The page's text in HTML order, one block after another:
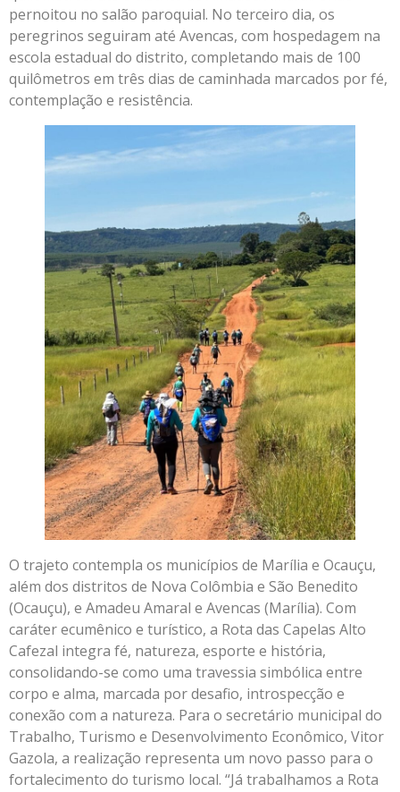
pernoitou no salão paroquial. No terceiro dia, os
peregrinos seguiram até Avencas, com hospedagem na
escola estadual do distrito, completando mais de 100
quilômetros em três dias de caminhada marcados por fé,
contemplação e resistência.
O trajeto contempla os municípios de Marília e Ocauçu,
além dos distritos de Nova Colômbia e São Benedito
(Ocauçu), e Amadeu Amaral e Avencas (Marília). Com
caráter ecumênico e turístico, a Rota das Capelas Alto
Cafezal integra fé, natureza, esporte e história,
consolidando-se como uma travessia simbólica entre
corpo e alma, marcada por desafio, introspecção e
conexão com a natureza. Para o secretário municipal do
Trabalho, Turismo e Desenvolvimento Econômico, Vitor
Gazola, a realização representa um novo passo para o
fortalecimento do turismo local. “Já trabalhamos a Rota